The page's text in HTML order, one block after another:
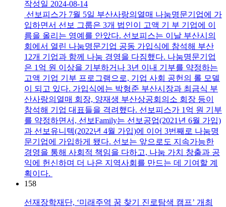
작성일 2024-08-14
선보피스가 7월 5일 부산사랑의열매 나눔명문기업에 가
입하면서 선보 그룹은 3개 법인이 고액 기 부 기업에 이
름을 올리는 영예를 안았다. 선보피스는 이날 부산시의
회에서 열린 나눔명문기업 공동 가입식에 참석해 부산
12개 기업과 함께 나눔 경영을 다짐했다. 나눔명문기업
은 1억 원 이상을 기부하거나 3년 이내 기부를 약정하는
고액 기업 기부 프로그램으로, 기업 사회 공헌의 롤 모델
이 되고 있다. 가입식에는 박형준 부산시장과 최금식 부
산사랑의열매 회장, 양재생 부산상공회의소 회장 등이
참석해 기업 대표들을 격려했다. 선보피스가 1억 원 기부
를 약정하면서, 선보Family는 선보공업(2021년 6월 가입)
과 선보유니텍(2022년 4월 가입)에 이어 3번째로 나눔명
문기업에 가입하게 됐다. 선보는 앞으로도 지속가능한
경영을 통해 사회적 책임을 다하고, 나눔 가치 창출과 공
익에 헌신하며 더 나은 지역사회를 만드는 데 기여할 계
획이다.
158
선재장학재단, ‘미래주역 꿈 찾기 진로탐색 캠프’ 개최